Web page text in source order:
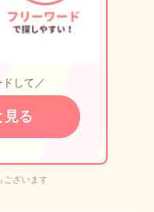
して／
見る
ざいます